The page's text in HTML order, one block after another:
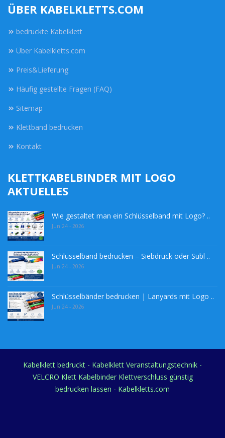
ÜBER KABELKLETTS.COM
bedruckte Kabelklett
Über Kabelkletts.com
Preis&Lieferung
Häufig gestellte Fragen (FAQ)
Sitemap
Klettband bedrucken
Kontakt
KLETTKABELBINDER MIT LOGO
AKTUELLES
Wie gestaltet man ein Schlüsselband mit Logo? ..
Jun 24 - 2026
Schlüsselband bedrucken – Siebdruck oder Subl ..
Jun 24 - 2026
Schlüsselbänder bedrucken | Lanyards mit Logo ..
Jun 24 - 2026
Kabelklett bedruckt - Kabelklett Veranstaltungstechnik -
VELCRO Klett Kabelbinder Klettverschluss günstig
bedrucken lassen - Kabelkletts.com